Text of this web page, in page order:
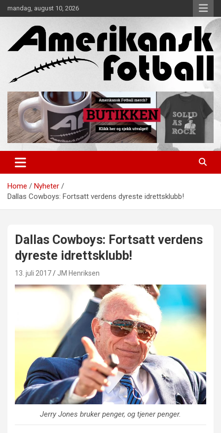
to
mandag, august 10, 2026
Amerikansk Fotball
Home
Nyheter
Dallas Cowboys: Fortsatt verdens dyreste idrettsklubb!
Dallas Cowboys: Fortsatt verdens
dyreste idrettsklubb!
13. juli 2017 JM Henriksen
Jerry Jones bruker penger, og tjener penger.